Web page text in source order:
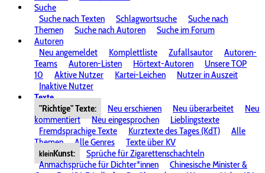
Suche
Suche nach Texten
Schlagwortsuche
Suche nach
Themen
Suche nach Autoren
Suche im Forum
Autoren
Neu angemeldet
Komplettliste Zufallsautor
Autoren-
Teams
Autoren-Listen Hörtext-Autoren
Unsere TOP
10
Aktive Nutzer Kartei-Leichen
Nutzer in Auszeit
Inaktive Nutzer
Texte
"Richtige" Texte:
Neu erschienen Neu überarbeitet
Neu
kommentiert
Neu eingesprochen
Lieblingstexte
Fremdsprachige Texte
Kurztexte des Tages (KdT)
Alle
Themen
Alle Genres Texte über KV
kleinKunst:
Sprüche für Zigarettenschachteln
Anmachsprüche für Dichter*innen
Chinesische Minister &